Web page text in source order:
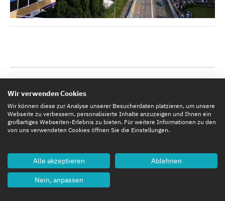
NÄCHSTE EVENTS
FORMEL E 15. August 2026
7
TAGE
16
STUNDEN MINUTEN
11
SEKUNDEN
Wir verwenden Cookies
Wir können diese zur Analyse unserer Besucherdaten platzieren, um unsere
Webseite zu verbessern, personalisierte Inhalte anzuzeigen und Ihnen ein
großartiges Webseiten-Erlebnis zu bieten. Für weitere Informationen zu den
von uns verwendeten Cookies öffnen Sie die Einstellungen.
Alle akzeptieren Ablehnen
Nein, anpassen